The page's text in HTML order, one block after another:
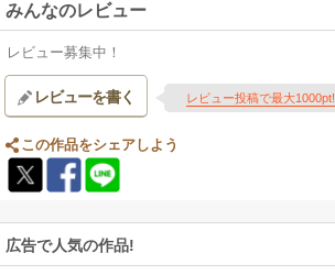
みんなのレビュー
レビュー募集中！
レビューを書く レビュー投稿で最大1000pt!
この作品をシェアしよう
広告で人気の作品!